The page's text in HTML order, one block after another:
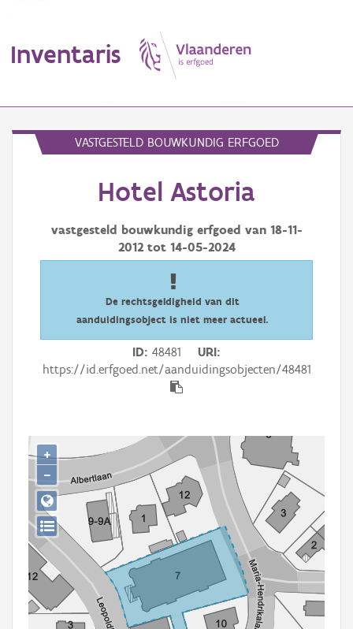
Inventaris
Aanduidingsobject
Waarneming
Persoon of collectief
Aanmelden
VASTGESTELD BOUWKUNDIG ERFGOED
Hotel Astoria
vastgesteld bouwkundig erfgoed van 18-11-
2012tot 14-05-2024
De rechtsgeldigheid van dit
aanduidingsobject is niet meer actueel.
ID 48481
URI
https://id.erfgoed.net/aanduidingsobjecten/48481
+
−